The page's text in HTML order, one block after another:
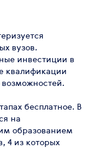
вузов.
инвестиции в
квалификации
возможностей.
бесплатное. В
на
образованием
4 из которых